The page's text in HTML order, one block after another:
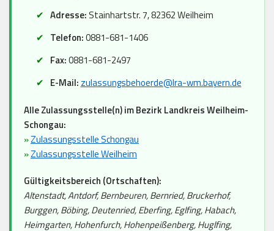
Adresse: Stainhartstr. 7, 82362 Weilheim
Telefon:0881-681-1406
Fax:0881-681-2497
E-Mail: zulassungsbehoerde@lra-wm.bayern.de
Alle Zulassungsstelle(n) im Bezirk Landkreis Weilheim-
Schongau:
»Zulassungsstelle Schongau
»Zulassungsstelle Weilheim
Gültigkeitsbereich (Ortschaften):
Altenstadt, Antdorf, Bernbeuren, Bernried, Bruckerhof,
Burggen, Böbing, Deutenried, Eberfing, Eglfing, Habach,
Heimgarten, Hohenfurch, Hohenpeißenberg, Huglfing,